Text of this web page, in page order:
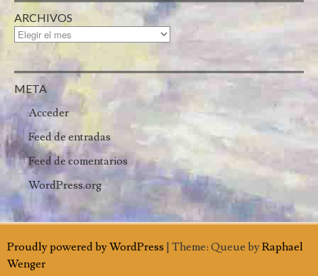
ARCHIVOS
META
Acceder
Feed de entradas
Feed de comentarios
WordPress.org
Proudly powered by WordPress | Theme: Queue byRaphael
Wenger